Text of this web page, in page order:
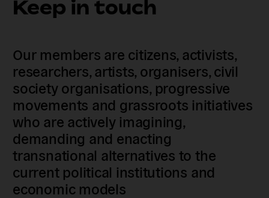
Keep in touch
Our members are citizens, activists,
researchers, artists, organisers, civil
society organisations, progressive
movements and grassroots initiatives
who are actively imagining,
demanding and enacting
transnational alternatives to the
current political institutions and
economic models